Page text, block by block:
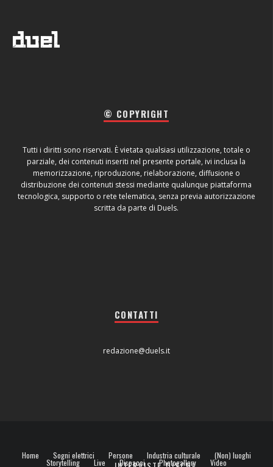
© COPYRIGHT
Tutti i diritti sono riservati. È vietata qualsiasi utilizzazione, totale o
parziale, dei contenuti inseriti nel presente portale, ivi inclusa la
memorizzazione, riproduzione, rielaborazione, diffusione o
distribuzione dei contenuti stessi mediante qualunque piattaforma
tecnologica, supporto o rete telematica, senza previa autorizzazione
scritta da parte di Duels.
CONTATTI
redazione@duels.it
Home Sogni elettrici Persone Industria culturale (Non) luoghi
Storytelling Live Dispacci Photogallery Video